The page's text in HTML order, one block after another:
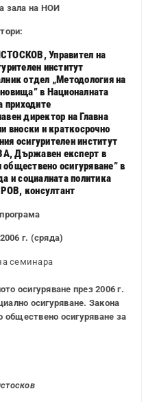
зала на НОИ
Управител на
институт
отдел „Методология на
в Националната
приходите
директор на Главна
вноски и краткосрочно
осигурителен институт
Държавен експерт в
осигуряване” в
и социалната политика
консултант
г. (сряда)
семинара
осигуряване през 2006 г.
осигуряване. Закона
осигуряване за